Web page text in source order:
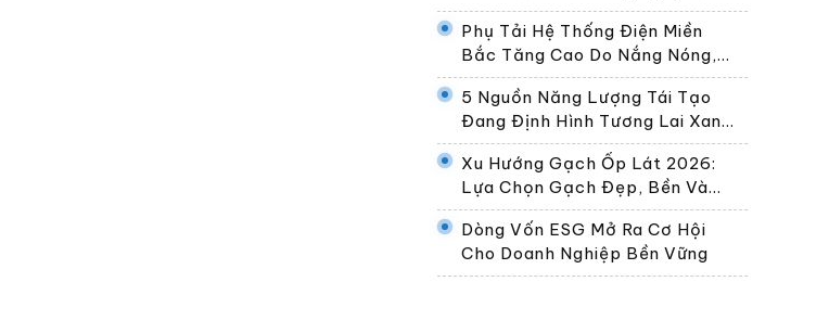
Phụ Tải Hệ Thống Điện Miền
Bắc Tăng Cao Do Nắng Nóng,
Dự Kiến Gần 30.000 MW Ngày
24/6
5 Nguồn Năng Lượng Tái Tạo
Đang Định Hình Tương Lai Xanh
Của Thế Giới
Xu Hướng Gạch Ốp Lát 2026:
Lựa Chọn Gạch Đẹp, Bền Và
Phù Hợp Không Gian Sống Hiện
Đại
Dòng Vốn ESG Mở Ra Cơ Hội
Cho Doanh Nghiệp Bền Vững